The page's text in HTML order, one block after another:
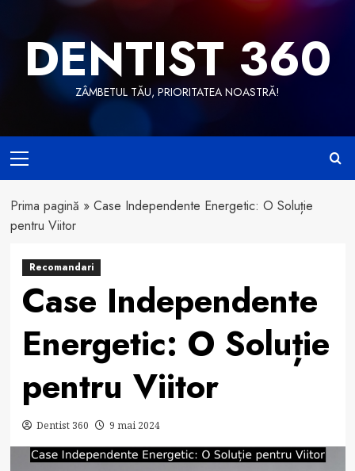
contentDENTIST 360
ZÂMBETUL TĂU, PRIORITATEA NOASTRĂ!
Menu
Prima pagină » Case Independente Energetic: O Soluție
pentru Viitor
Recomandari
Case Independente
Energetic: O Soluție
pentru Viitor
Dentist 360 9 mai 2024